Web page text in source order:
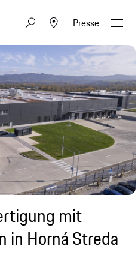
Presse
mit
in Horná Streda